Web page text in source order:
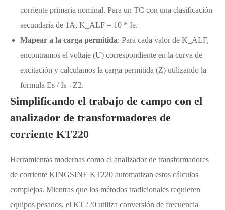
corriente primaria nominal. Para un TC con una clasificación
secundaria de 1A, K_ALF = 10 * Ie.
Mapear a la carga permitida: Para cada valor de K_ALF,
encontramos el voltaje (U) correspondiente en la curva de
excitación y calculamos la carga permitida (Z) utilizando la
fórmula Es / Is - Z2.
Simplificando el trabajo de campo con el
analizador de transformadores de
corriente KT220
Herramientas modernas como el analizador de transformadores
de corriente KINGSINE KT220 automatizan estos cálculos
complejos. Mientras que los métodos tradicionales requieren
equipos pesados, el KT220 utiliza conversión de frecuencia